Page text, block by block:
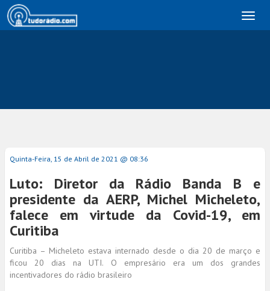
Quinta-Feira, 15 de Abril de 2021 @ 08:36
Luto: Diretor da Rádio Banda B e
presidente da AERP, Michel Micheleto,
falece em virtude da Covid-19, em
Curitiba
Curitiba – Micheleto estava internado desde o dia 20 de março e
ficou 20 dias na UTI. O empresário era um dos grandes
incentivadores do rádio brasileiro